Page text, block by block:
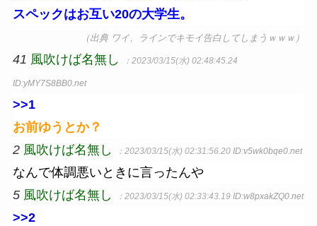
スペックはお互い20の大学生。
（出典 ワイ、ラインでキモイ告白してしまうｗｗｗ）
41 風吹けば名無し ：2023/03/15(水) 02:48:45.24
ID:yMY7S8BB0.net
>>1
お前ゆうとか？
2 風吹けば名無し ：2023/03/15(水) 02:31:56.20 ID:v5wk0bqe0.net
なんで体調悪いときに言ったんや
5 風吹けば名無し ：2023/03/15(水) 02:33:43.19 ID:w8pxakZQ0.net
>>2